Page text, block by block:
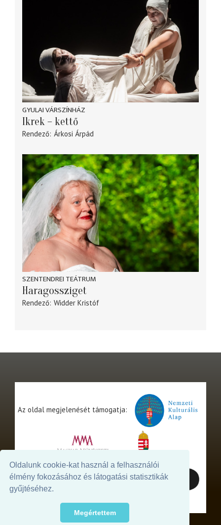
Oldalunk cookie-kat használ a felhasználói
élmény fokozásához és látogatási statisztikák
gyűjtéséhez.
Megértettem
GYULAI VÁRSZÍNHÁZ
Ikrek – kettő
Rendező Árkosi Árpád
SZENTENDREI TEÁTRUM
Haragossziget
Rendező Widder Kristóf
Az oldal megjelenését támogatja: